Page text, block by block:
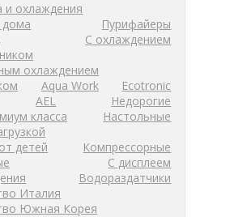
и охлаждения
дома
Пурифайеры
С охлаждением
охлаждением
Aqua Work
Ecotronic
AEL
Недорогие
класса
Настольные
детей
Компрессорные
С дисплеем
Водораздатчики
Италия
Южная Корея